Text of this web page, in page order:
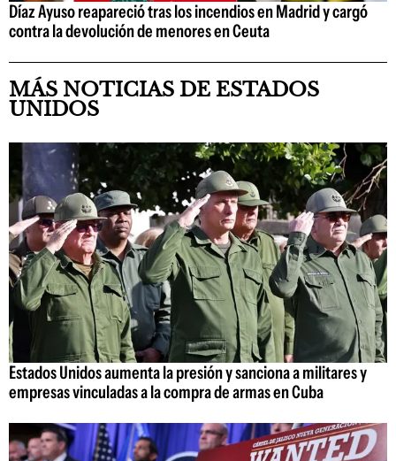
Díaz Ayuso reapareció tras los incendios en Madrid y cargó
contra la devolución de menores en Ceuta
MÁS NOTICIAS DE ESTADOS
UNIDOS
Estados Unidos aumenta la presión y sanciona a militares y
empresas vinculadas a la compra de armas en Cuba